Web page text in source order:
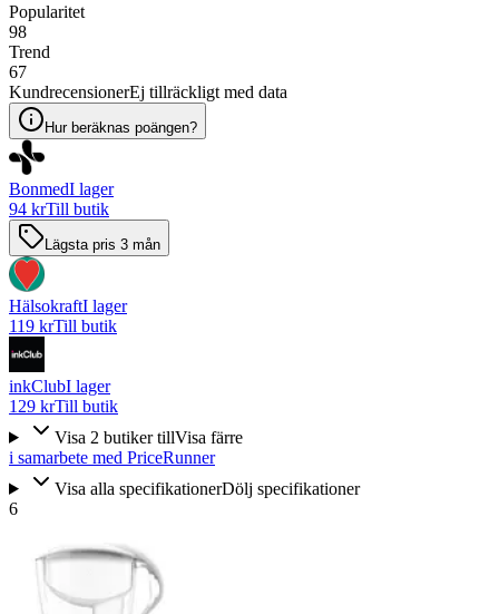
Popularitet
98
Trend
67
KundrecensionerEj tillräckligt med data
Hur beräknas poängen?
BonmedI lager
94 krTill butik
Lägsta pris 3 mån
HälsokraftI lager
119 krTill butik
inkClubI lager
129 krTill butik
Visa 2 butiker tillVisa färre
i samarbete med PriceRunner
Visa alla specifikationerDölj specifikationer
6